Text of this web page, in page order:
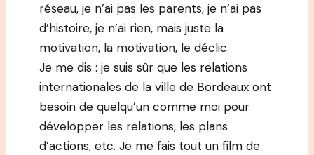
réseau, je n’ai pas les parents, je n’ai pas
d’histoire, je n’ai rien, mais juste la
motivation, la motivation, le déclic.
Je me dis : je suis sûr que les relations
internationales de la ville de Bordeaux ont
besoin de quelqu’un comme moi pour
développer les relations, les plans
d’actions, etc. Je me fais tout un film de